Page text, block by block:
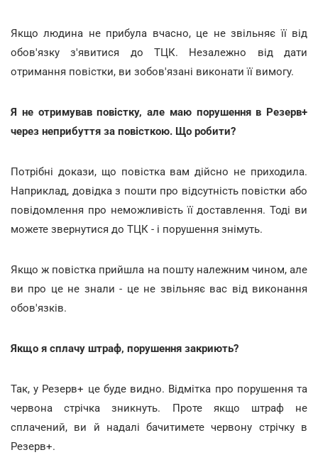
Якщо людина не прибула вчасно, це не звільняє її від
обов'язку з'явитися до ТЦК. Незалежно від дати
отримання повістки, ви зобов'язані виконати її вимогу.
Я не отримував повістку, але маю порушення в Резерв+
через неприбуття за повісткою. Що робити?
Потрібні докази, що повістка вам дійсно не приходила.
Наприклад, довідка з пошти про відсутність повістки або
повідомлення про неможливість її доставлення. Тоді ви
можете звернутися до ТЦК - і порушення знімуть.
Якщо ж повістка прийшла на пошту належним чином, але
ви про це не знали - це не звільняє вас від виконання
обов'язків.
Якщо я сплачу штраф, порушення закриють?
Так, у Резерв+ це буде видно. Відмітка про порушення та
червона стрічка зникнуть. Проте якщо штраф не
сплачений, ви й надалі бачитимете червону стрічку в
Резерв+.